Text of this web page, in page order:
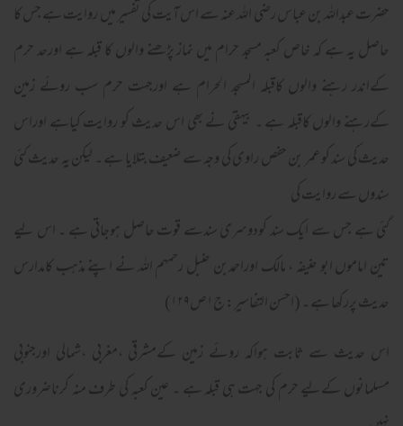
حضرت عبداللہ بن عباس رضی اللہ عنہ سے اس آیت کی تفسیر میں روایت ہے جس کا
حاصل یہ ہے کہ خاص کعبہ مسجد حرام میں نماز پڑھنے والوں کا قبلہ ہے اورحد حرم
کےاندر رہنے والوں کاقبلہ المسجد الحرام ہے اورجہت حرم سب روئے زمین
کےرہنے والوں کاقبلہ ہے ۔ بیہقی نے بھی اس حدیث کو روایت کیاہے اوراس
حدیث کی سند کوعمر بن حفص راوی کی وجہ سے ضعیف بتلایا ہے ۔ لیکن یہ حدیث کئی
سندوں سے روایت کی
گئی ہے جس سے ایک سند کودوسری سندسے قوت حاصل ہوجاتی ہے ۔ اس لیے
تین اماموں ابو حنیفہ ، مالک اوراحمدبن حنبل رحمہم اللہ نے اپنے مذہب کامدارس
حدیث پررکھا ہے ۔ (احسن التفاسیر: ج۱ص۱۲۹)
اس حدیث سے ثابت ہواکہ روئے زمین کےمشرقی ،مغربی ،شمالی اورجنوبی
مسلمانوں کےلیے حرم کی جہت ہی قبلہ ہے ۔ عین کعبہ کی طرف منہ کرناضروری